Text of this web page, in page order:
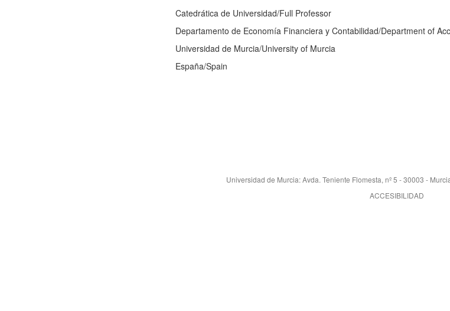
Catedrática de Universidad/Full Professor
Departamento de Economía Financiera y Contabilidad/Department of
Universidad de Murcia/University of Murcia
España/Spain
Universidad de Murcia: Avda. Teniente Flomesta, nº 5 - 30003 -
ACCESIBILIDAD